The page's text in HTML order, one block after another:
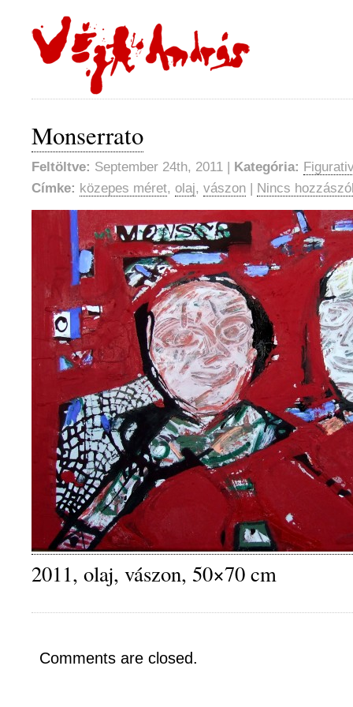
Monserrato
Feltöltve: September 24th, 2011 | Kategória:
Címke: közepes méret, olaj, vászon | Nincs
2011, olaj, vászon, 50×70 cm
Comments are closed.